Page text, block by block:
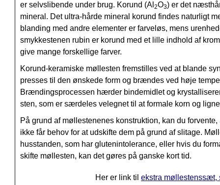
er selvslibende under brug. Korund (Al 2O3) er det
mineral. Det ultra-hårde mineral korund findes naturligt
blanding med andre elementer er farveløs, mens
smykkestenen rubin er korund med et lille indhold af
give mange forskellige farver.
Korund-keramiske møllesten fremstilles ved at blande
presses til den ønskede form og brændes ved høje
Brændingsprocessen hærder bindemidlet og
sten, som er særdeles velegnet til at formale korn og
På grund af møllestenenes konstruktion, kan du
ikke får behov for at udskifte dem på grund af slitage.
husstanden, som har glutenintolerance, eller hvis du
skifte møllesten, kan det gøres på ganske kort tid.
Her er link til ekstra møllestenssæt,